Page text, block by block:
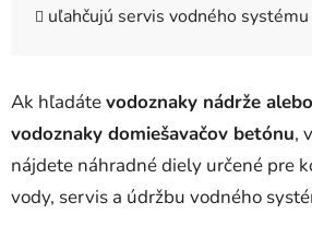
uľahčujú servis vodného systému
Ak hľadátevodoznaky nádrže
vodoznaky domiešavačov betónu,
nájdete náhradné diely určené pre
vody, servis a údržbu vodného